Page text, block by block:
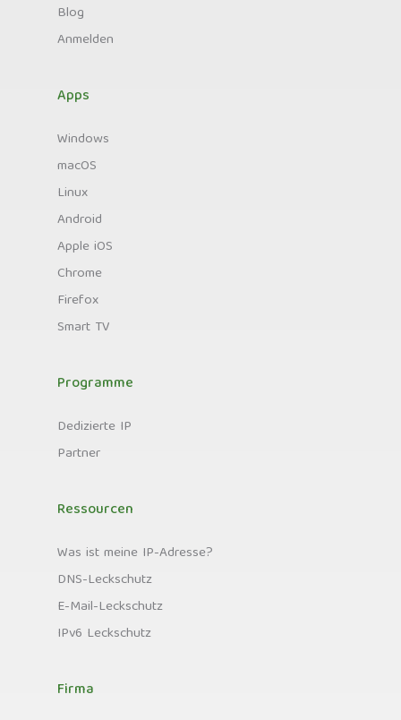
Blog
Anmelden
Apps
Windows
macOS
Linux
Android
Apple iOS
Chrome
Firefox
Smart TV
Programme
Dedizierte IP
Partner
Ressourcen
Was ist meine IP-Adresse?
DNS-Leckschutz
E-Mail-Leckschutz
IPv6 Leckschutz
Firma